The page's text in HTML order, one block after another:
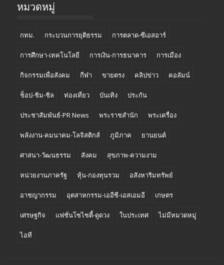
หมวดหมู่
กทม. กระบวนการยุติธรรม การตลาด-ซีเอสอาร์
การศึกษา-เทคโนโลยี การเงิน-การธนาคาร การเมือง
กิจกรรมเพื่อสังคม กีฬา ขายตรง คลิปข่าว คอลัมน์
ช็อป-ชิม-ชิล ท่องเที่ยว บันเทิง ประกัน
ประชาสัมพันธ์-PR News พระราชสำนัก พระเครื่อง
พลังงาน-คมนาคม-โลจิสติกส์ ภูมิภาค ยานยนต์
ศาสนา-วัฒนธรรม สังคม สุขภาพ-ความงาม
หน่วยงานภาครัฐ หุ้น-กองทุนรวม อสังหาริมทรัพย์
อาชญากรรม อุตสาหกรรม-เออีซี-เอสเอมอี เกษตร
เศรษฐกิจ แฟชั่นโซไซตี้-ดูดวง ในประเทศ ไม่มีหมวดหมู่
ไอที